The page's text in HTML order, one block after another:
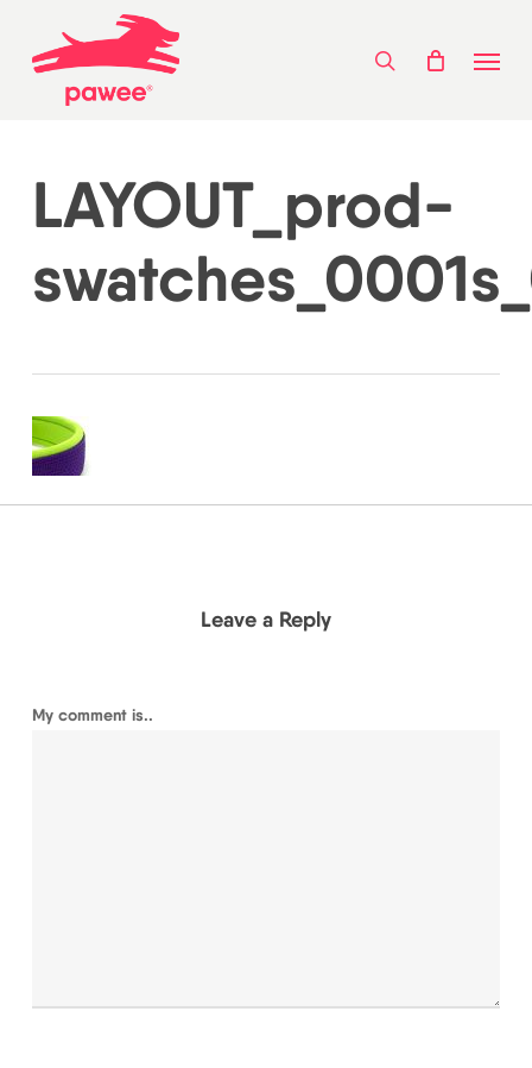
search
LAYOUT_prod-
Leave a Reply
My comment is..